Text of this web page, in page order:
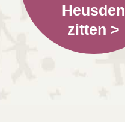
Heusden
zitten >